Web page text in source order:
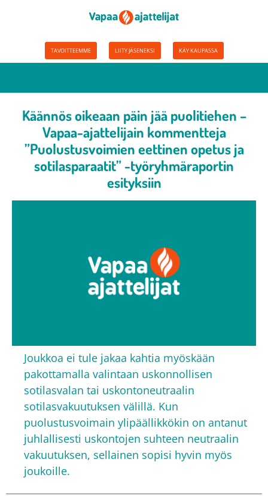
TAVOITTEEMME LIITY JÄSENEKSI KÄY KAUPASSA
Käännös oikeaan päin jää puolitiehen –
Vapaa-ajattelijain kommentteja
”Puolustusvoimien eettinen opetus ja
sotilasparaatit” -työryhmäraportin
esityksiin
Joukkoa ei tule jakaa kahtia myöskään
pakottamalla valintaan uskonnollisen
sotilasvalan tai uskontoneutraalin
sotilasvakuutuksen välillä. Kun
puolustusvoimain ylipäällikkökin on antanut
juhlallisesti uskontojen suhteen neutraalin
vakuutuksen, sellainen sopisi hyvin myös
joukoille.